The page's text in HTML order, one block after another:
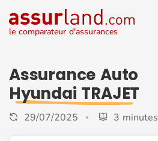
le comparateur d'assurances
Assurance Auto
Hyundai TRAJET
29/07/2025 3 minutes